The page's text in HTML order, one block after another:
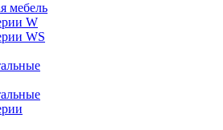
мебель
W
WS